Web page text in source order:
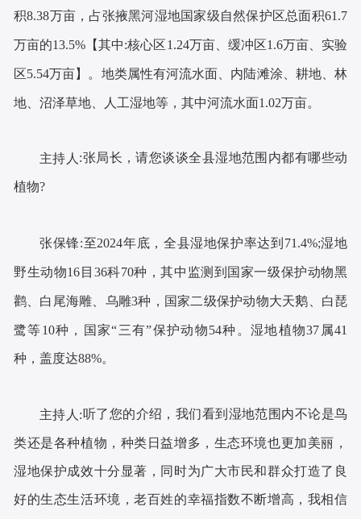
积8.38万亩，占张掖黑河湿地国家级自然保护区总面积61.7
万亩的13.5% 【其中:核心区1.24万亩、缓冲区1.6万亩、实验
区5.54万亩】 。地类属性有河流水面、内陆滩涂、耕地、林
地、沼泽草地、人工湿地等，其中河流水面1.02万亩。
主持人 :张局长 ，请您谈谈全县湿地范围内都有哪些动
植物?
张保锋:至2024年底，全县湿地保护率达到 71.4%;湿地
野生动物16目36科70种，其中监测到国家一级保护动物黑
鹳、白尾海雕、乌雕3种，国家二级保护动物大天鹅、白琵
鹭等10种，国家“三有”保护动物54种。湿地植物37属41
种，盖度达88%。
主持人:听了您的介绍，我们看到湿地范围内不论是鸟
类还是各种植物，种类日益增多，生态环境也更加美丽，
湿地保护成效十分显著，同时为广大市民和群众打造了良
好的生态生活环境，老百姓的幸福指数不断增高，我相信